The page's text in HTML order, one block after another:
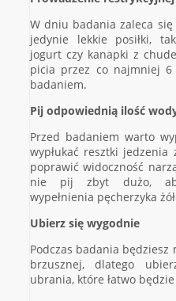
W dniu badania zaleca
jedynie lekkie posiłki,
jogurt czy kanapki z
picia przez co najmniej
badaniem.
Pij odpowiednią ilość
Przed badaniem warto
wypłukać resztki
poprawić widoczność
nie pij zbyt dużo,
wypełnienia pęcherzyka
Ubierz się wygodnie
Podczas badania będziesz
brzusznej, dlatego
ubrania, które łatwo